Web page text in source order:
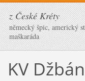
z České Kréty
německý špic, americký
maškaráda
KV Džbán